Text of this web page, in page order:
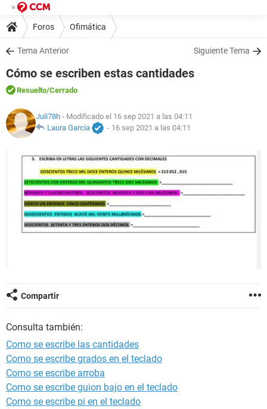
Foros Ofimática
Tema Anterior Siguiente Tema
Cómo se escriben estas cantidades
Resuelto/Cerrado
Juli78h - Modificado el 16 sep 2021 a las 04:11
Laura García
- 16 sep 2021 a las 04:11
Compartir
Consulta también:
Como se escribe las cantidades
Como se escribe grados en el teclado
Como se escribe arroba
Como se escribe guion bajo en el teclado
Como se escribe pi en el teclado